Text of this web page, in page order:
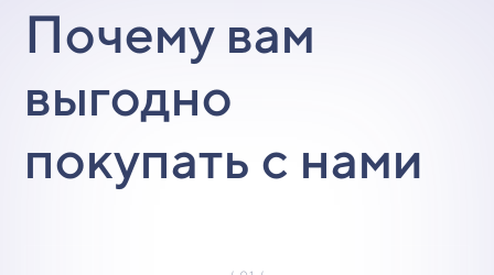
Почему вам
выгодно
покупать с нами